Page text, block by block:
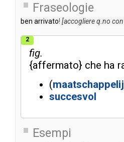
Fraseologie
ben arrivato! [accogliereq no con
2
fig.
{affermato} che ha
(
succesvol
Esempi